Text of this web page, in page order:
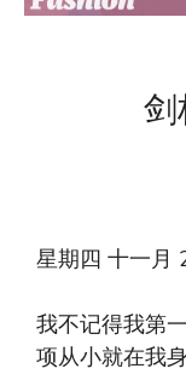
星期四 十一月
我不记得我第
项从小就在我